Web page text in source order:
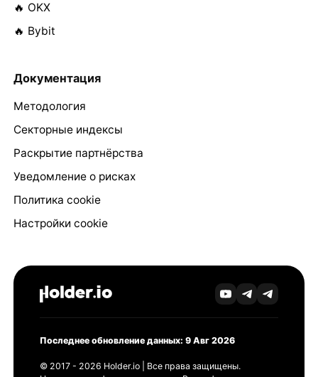
🔥 OKX
🔥 Bybit
Документация
Методология
Секторные индексы
Раскрытие партнёрства
Уведомление о рисках
Политика cookie
Настройки cookie
Последнее обновление данных: 9 Авг 2026
© 2017 - 2026 Holder.io | Все права защищены.